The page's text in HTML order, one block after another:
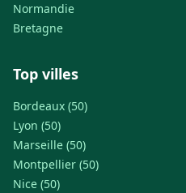
Normandie
Bretagne
Top villes
Bordeaux (50)
Lyon (50)
Marseille (50)
Montpellier (50)
Nice (50)